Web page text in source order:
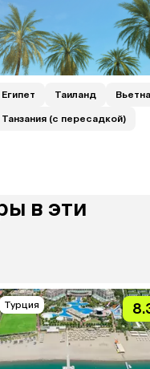
Египет Таиланд
Танзания (с пересадкой)
в эти
Турция